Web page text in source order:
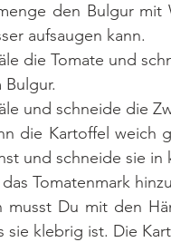
den Bulgur mit
aufsaugen kann.
die Tomate und
Bulgur.
und schneide die
die Kartoffel weich
und schneide sie in
Tomatenmark
musst Du mit den
sie klebrig ist. Die